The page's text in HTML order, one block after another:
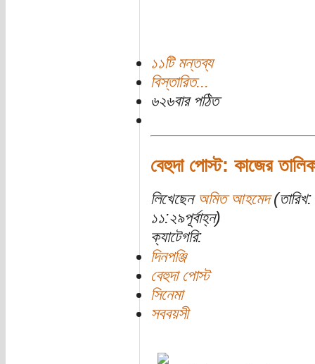
১১টি মন্তব্য
বিস্তারিত...
৬২৬বার পঠিত
বেহুদা পোস্ট: কাজের
লিখেছেন অমিত আহমেদ
১১:২৯পূর্বাহ্ন)
ক্যাটেগরি:
দিনপঞ্জি
বেহুদা পোস্ট
সিনেমা
সববয়সী